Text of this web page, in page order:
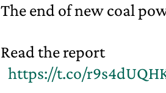
The end of new coal
Read the report
https://t.co/